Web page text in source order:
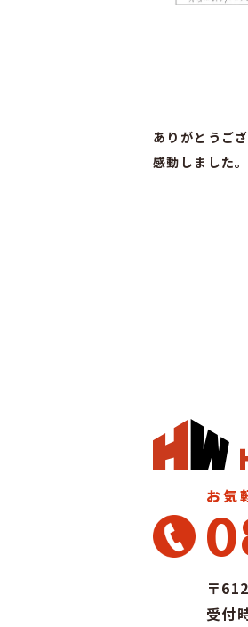
ありがとうご
感動しました
お気
〒
受付